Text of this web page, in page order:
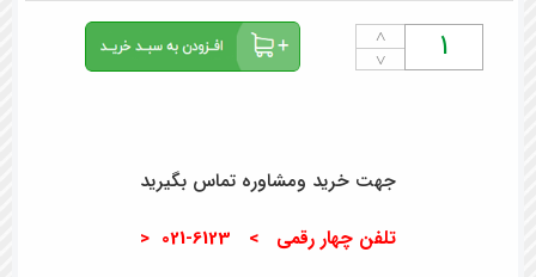
˄
˅
جهت خرید ومشاوره تماس بگیرید
تلفن چهار رقمی > 6123-021 <